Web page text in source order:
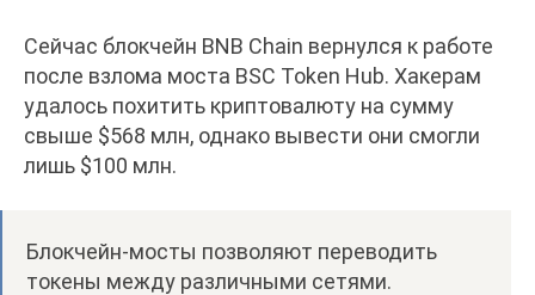
Сейчас блокчейн BNB Chain вернулся к работе
после взлома моста BSC Token Hub. Хакерам
удалось похитить криптовалюту на сумму
свыше $568 млн, однако вывести они смогли
лишь $100 млн.
Блокчейн-мосты позволяют переводить
токены между различными сетями.